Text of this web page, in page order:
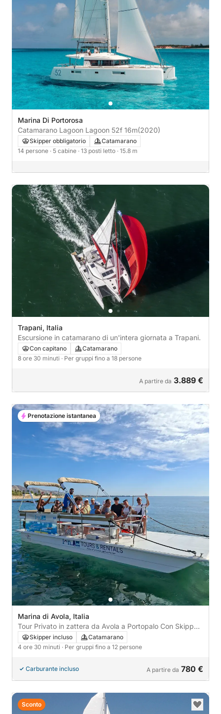
Marina Di Portorosa
Catamarano Lagoon Lagoon 52f 16m(2020)
Skipper obbligatorio
Catamarano
14 persone · 5 cabine · 13 posti letto · 15.8 m
Trapani, Italia
Escursione in catamarano di un'intera giornata a Trapani.
Con capitano
Catamarano
8 ore 30 minuti · Per gruppi fino a 18 persone
A partire da 3.889 €
Marina di Avola, Italia
Tour Privato in zattera da Avola a Portopalo Con Skipper
e apertivo
Skipper incluso
Catamarano
4 ore 30 minuti · Per gruppi fino a 12 persone
Carburante incluso A partire da 780 €
Prenotazione istantanea
Sconto